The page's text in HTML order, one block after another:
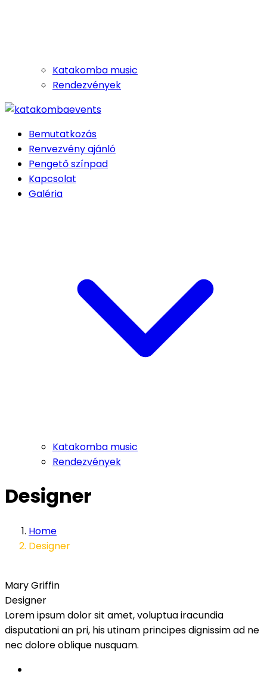
Katakomba music
Rendezvények
Bemutatkozás
Renvezvény ajánló
Pengető színpad
Kapcsolat
Galéria
Katakomba music
Rendezvények
Designer
Home
Designer
Mary Griffin
Designer
Lorem ipsum dolor sit amet, voluptua iracundia
disputationi an pri, his utinam principes dignissim ad ne
nec dolore oblique nusquam.